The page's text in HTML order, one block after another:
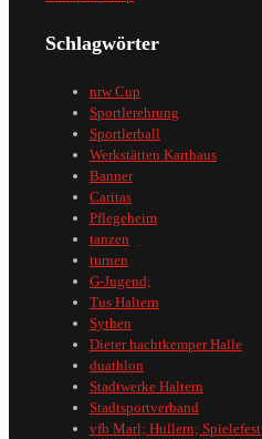
Schlagwörter
nrw Cup
Sportlerehrung
Sportlerball
Werkstätten Karthaus
Banner
Caritas
Pflegeheim
tanzen
turnen
G-Jugend;
Tus Haltern
Sythen
Dieter hachtkemper Halle
duathlon
Stadtwerke Haltern
Stadtsportverband
vfb Marl; Hullern; Spielefest